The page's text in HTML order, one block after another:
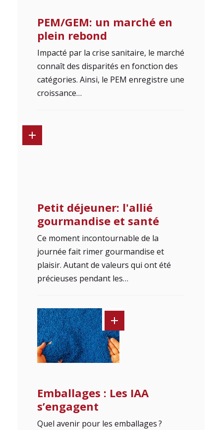
PEM/GEM: un marché en
plein rebond
Impacté par la crise sanitaire, le marché
connaît des disparités en fonction des
catégories. Ainsi, le PEM enregistre une
croissance…
Petit déjeuner: l'allié
gourmandise et santé
Ce moment incontournable de la
journée fait rimer gourmandise et
plaisir. Autant de valeurs qui ont été
précieuses pendant les…
Emballages : Les IAA
s’engagent
Quel avenir pour les emballages ?